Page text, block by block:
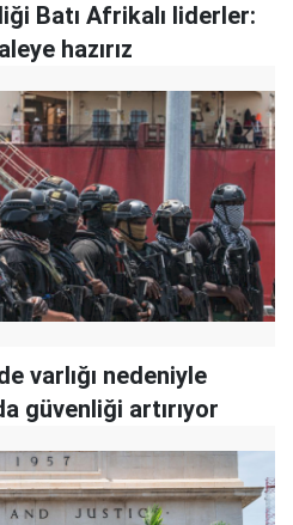
Batı Afrikalı liderler:
hazırız
varlığı nedeniyle
güvenliği artırıyor